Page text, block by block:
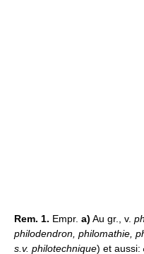
Rem. 1. Empr. a) Au gr., v.
philodendron, philomathie,
s.v. philotechnique) et aussi: